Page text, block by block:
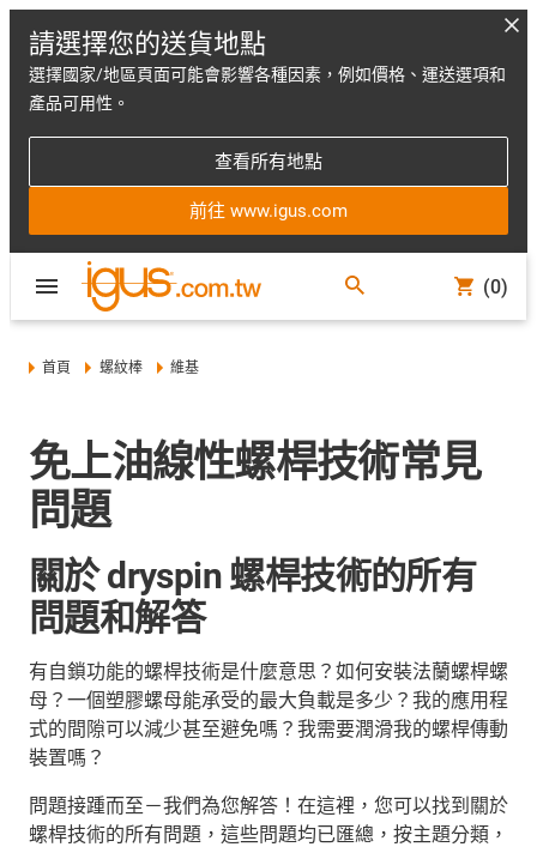
請選擇您的送貨地點
選擇國家/地區頁面可能會影響各種因素，例如價格、運送選項和
產品可用性。
查看所有地點
前往 www.igus.com
(0)
首頁 螺紋棒 維基
免上油線性螺桿技術常見
問題
關於 dryspin 螺桿技術的所有
問題和解答
有自鎖功能的螺桿技術是什麼意思？如何安裝法蘭螺桿螺
母？一個塑膠螺母能承受的最大負載是多少？我的應用程
式的間隙可以減少甚至避免嗎？我需要潤滑我的螺桿傳動
裝置嗎？
問題接踵而至－我們為您解答！在這裡，您可以找到關於
螺桿技術的所有問題，這些問題均已匯總，按主題分類，